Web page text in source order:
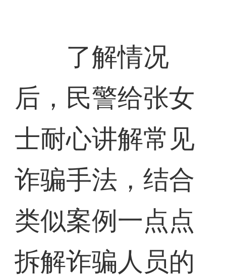
了解情况
后，民警给张女
士耐心讲解常见
诈骗手法，结合
类似案例一点点
拆解诈骗人员的